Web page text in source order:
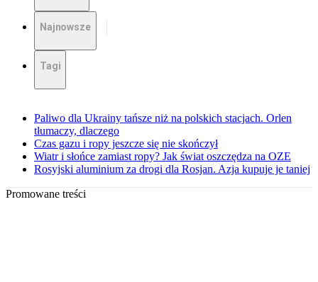
Najnowsze
Tagi
Paliwo dla Ukrainy tańsze niż na polskich stacjach. Orlen
tłumaczy, dlaczego
Czas gazu i ropy jeszcze się nie skończył
Wiatr i słońce zamiast ropy? Jak świat oszczędza na OZE
Rosyjski aluminium za drogi dla Rosjan. Azja kupuje je taniej
Promowane treści